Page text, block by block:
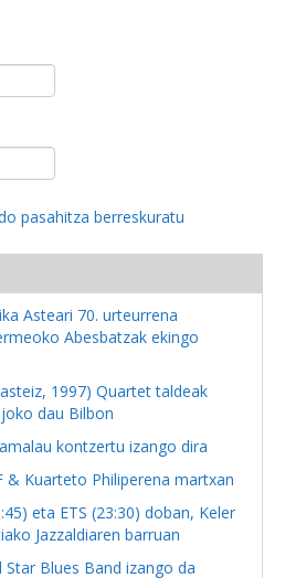
pasahitza berreskuratu
Asteari 70. urteurrena
Abesbatzak ekingo
1997) Quartet taldeak
dau Bilbon
kontzertu izango dira
& Kuarteto Philiperena martxan
eta ETS (23:30) doban, Keler
Jazzaldiaren barruan
Blues Band izango da